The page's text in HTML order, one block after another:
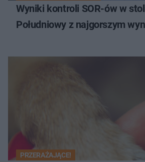
Wyniki kontroli SOR-ów w
Południowy z najgorszym
PRZERAŻAJĄCE!